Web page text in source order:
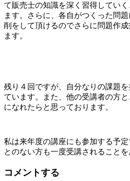
て販売士の知識を深く習得してい
ます。さらに、各自がつくった問
削をして頂けるのでさらに問題作
ます。
残り４回ですが、自分なりの課題
ています。また、他の受講者の方
になれたらと思っております。
私は来年度の講座にも参加する予
とのない方も一度受講されることを
コメントする